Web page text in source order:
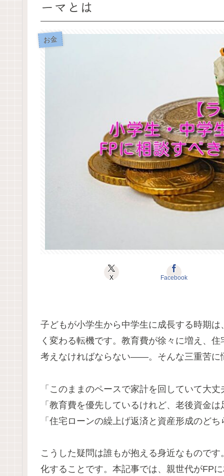
ーマとは
お金
X Facebook
子どもが小学生から中学生に成長する時期
く変わる転機です。教育費が徐々に増え、
考えなければならない――。そんな三重苦に
「このままのペースで家計を回していて大
「教育費を優先しているけれど、老後資金
「住宅ローンの繰上げ返済と資産形成のど
こうした疑問は誰もが抱える身近なもので
化することです。本記事では、親世代がFP